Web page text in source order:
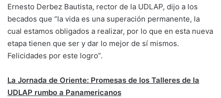
Ernesto Derbez Bautista, rector de la UDLAP, dijo a los
becados que “la vida es una superación permanente, la
cual estamos obligados a realizar, por lo que en esta nueva
etapa tienen que ser y dar lo mejor de sí mismos.
Felicidades por este logro”.
La Jornada de Oriente: Promesas de los Talleres de la
UDLAP rumbo a Panamericanos